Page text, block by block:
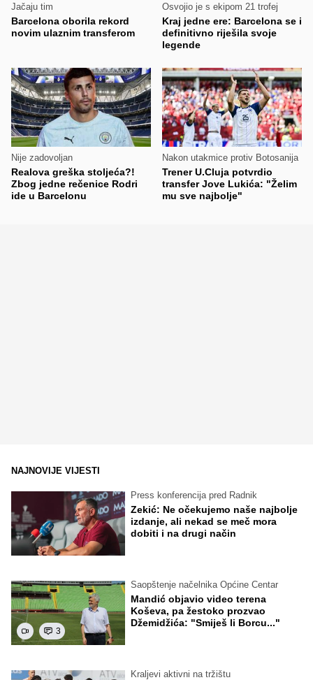
Jačaju tim
Barcelona oborila rekord
novim ulaznim transferom
Osvojio je s ekipom 21 trofej
Kraj jedne ere: Barcelona se i
definitivno riješila svoje
legende
Nije zadovoljan
Realova greška stoljeća?!
Zbog jedne rečenice Rodri
ide u Barcelonu
Nakon utakmice protiv Botosanija
Trener U.Cluja potvrdio
transfer Jove Lukića: "Želim
mu sve najbolje"
NAJNOVIJE VIJESTI
Press konferencija pred Radnik
Zekić: Ne očekujemo naše najbolje
izdanje, ali nekad se meč mora
dobiti i na drugi način
3
Saopštenje načelnika Općine Centar
Mandić objavio video terena
Koševa, pa žestoko prozvao
Džemidžića: "Smiješ li Borcu..."
Kraljevi aktivni na tržištu